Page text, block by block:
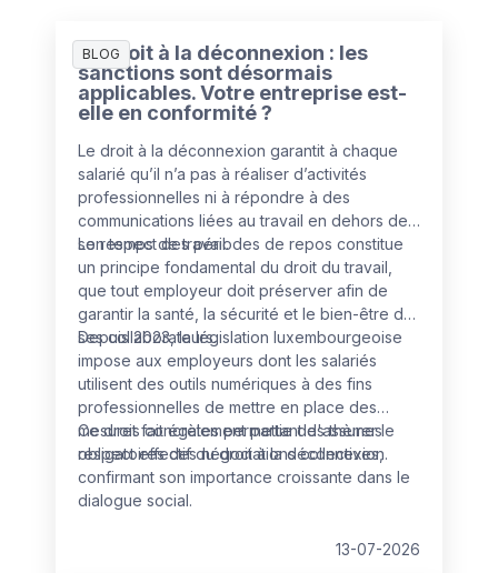
BLOG
Le droit à la déconnexion : les
sanctions sont désormais
applicables. Votre entreprise est-
elle en conformité ?
Le droit à la déconnexion garantit à chaque
salarié qu’il n’a pas à réaliser d’activités
professionnelles ni à répondre à des
communications liées au travail en dehors de
son temps de travail.
Le respect des périodes de repos constitue
un principe fondamental du droit du travail,
que tout employeur doit préserver afin de
garantir la santé, la sécurité et le bien-être de
ses collaborateurs.
Depuis 2023, la législation luxembourgeoise
impose aux employeurs dont les salariés
utilisent des outils numériques à des fins
professionnelles de mettre en place des
mesures concrètes permettant d'assurer le
respect effectif du droit à la déconnexion.
Ce droit fait également partie des thèmes
obligatoires des négociations collectives,
confirmant son importance croissante dans le
dialogue social.
13-07-2026